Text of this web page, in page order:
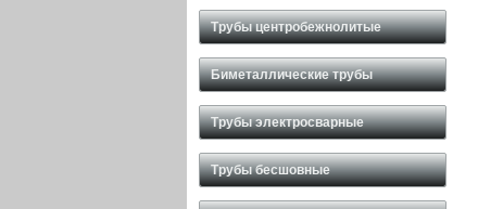
Трубы центробежнолитые
Биметаллические трубы
Трубы электросварные
Трубы бесшовные